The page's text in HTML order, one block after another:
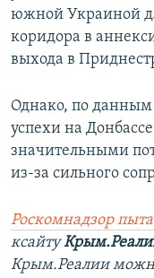
южной Украиной
коридора в
выхода в
Однако, по данным
успехи на
значительными
из-за сильного
Роскомнадзор
ксайту
Крым.Реалии